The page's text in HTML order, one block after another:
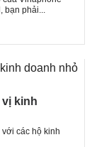
bạn phải...
kinh
các hộ kinh